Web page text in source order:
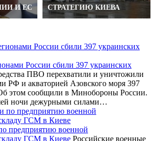
И ЕС
СТРАТЕГИЮ КИЕВА
России сбили 397 украинских
ПВО перехватили и уничтожили
РФ и акваторией Азовского моря 397
этом сообщили в Минобороны России.
ночи дежурными силами…
предприятию военной
ГСМ в Киеве Российские военные